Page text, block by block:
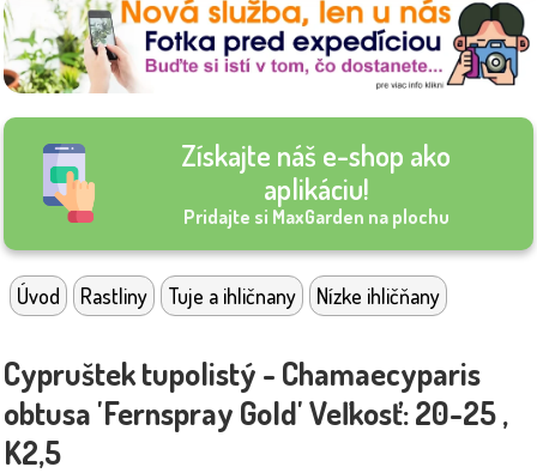
Získajte náš e-shop ako
aplikáciu!
Pridajte si MaxGarden na plochu
Úvod Rastliny Tuje a ihličnany Nízke ihličňany
Cypruštek tupolistý - Chamaecyparis
obtusa 'Fernspray Gold' Veľkosť: 20-25 ,
K2,5